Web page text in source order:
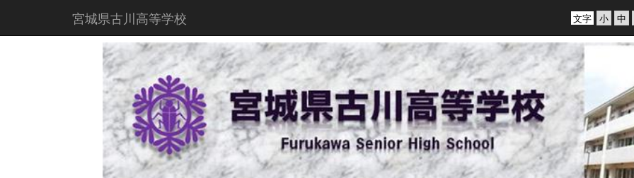
宮城県古川高等学校 文字